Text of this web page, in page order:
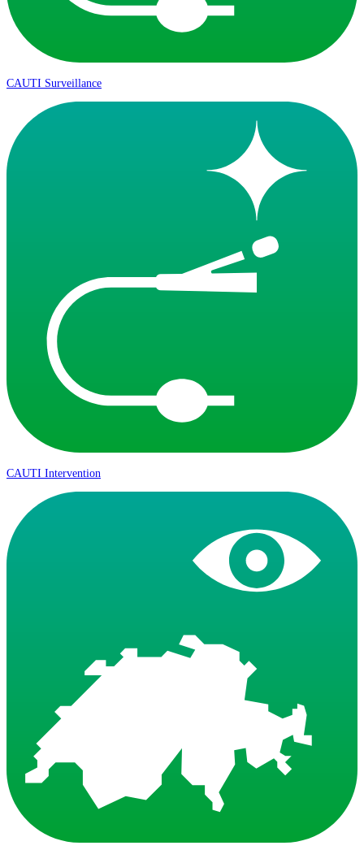
CAUTI Surveillance
CAUTI Intervention